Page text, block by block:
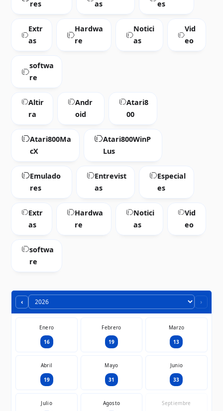
res
as
es
Extr
as
Hardwa
re
Notici
as
Vid
eo
softwa
re
Altir
ra
Andr
oid
Atari8
00
Atari800Ma
cX
Atari800WinP
Lus
Emulado
res
Entrevist
as
Especial
es
Extr
as
Hardwa
re
Notici
as
Vid
eo
softwa
re
‹ ›
Enero
16
Febrero
19
Marzo
13
Abril
19
Mayo
31
Junio
33
Julio Agosto Septiembre